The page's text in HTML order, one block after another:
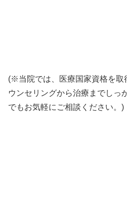
(※当院では、医療国家資格を取
ウンセリングから治療までしっ
でもお気軽にご相談ください。)